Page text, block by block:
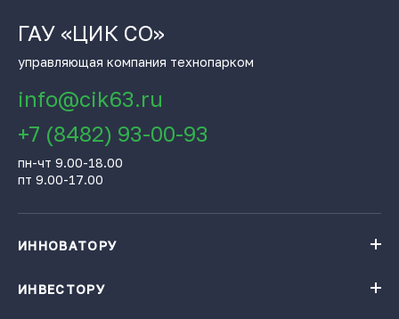
ГАУ «ЦИК СО»
управляющая компания технопарком
info@cik63.ru
+7 (8482) 93-00-93
пн-чт 9.00-18.00
пт 9.00-17.00
ИННОВАТОРУ
База инновационных проектов
ИНВЕСТОРУ